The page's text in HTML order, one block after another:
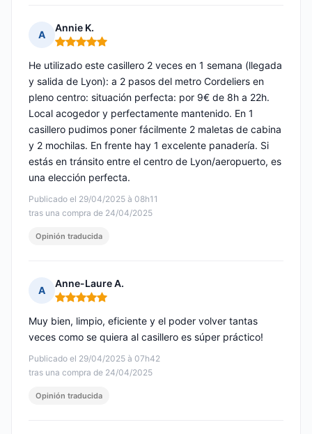
A
Annie K.
Nota: 5 de 5
Publicado el 29/04/2025 à 08h11
tras una compra de 24/04/2025
He utilizado este casillero 2 veces en 1 semana (llegada
y salida de Lyon): a 2 pasos del metro Cordeliers en
pleno centro: situación perfecta: por 9€ de 8h a 22h.
Local acogedor y perfectamente mantenido. En 1
casillero pudimos poner fácilmente 2 maletas de cabina
y 2 mochilas. En frente hay 1 excelente panadería. Si
estás en tránsito entre el centro de Lyon/aeropuerto, es
una elección perfecta.
Opinión traducida
A
Anne-Laure A.
Nota: 5 de 5
Publicado el 29/04/2025 à 07h42
tras una compra de 24/04/2025
Muy bien, limpio, eficiente y el poder volver tantas
veces como se quiera al casillero es súper práctico!
Opinión traducida